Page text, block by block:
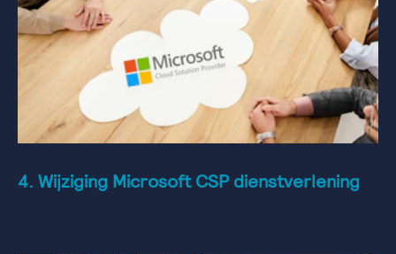
4. Wijziging Microsoft CSP dienstverlening